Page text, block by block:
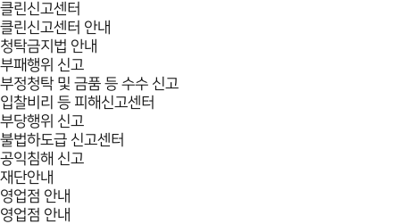
클린신고센터
클린신고센터 안내
청탁금지법 안내
부패행위 신고
부정청탁 및 금품 등 수수 신고
입찰비리 등 피해신고센터
부당행위 신고
불법하도급 신고센터
공익침해 신고
재단안내
영업점 안내
영업점 안내